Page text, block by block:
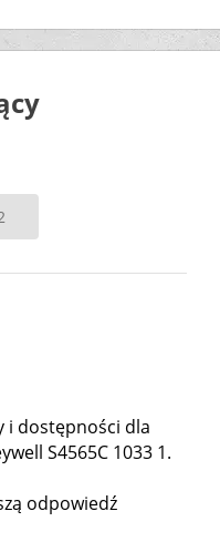
i dostępności dla
S4565C 1033 1.
odpowiedź